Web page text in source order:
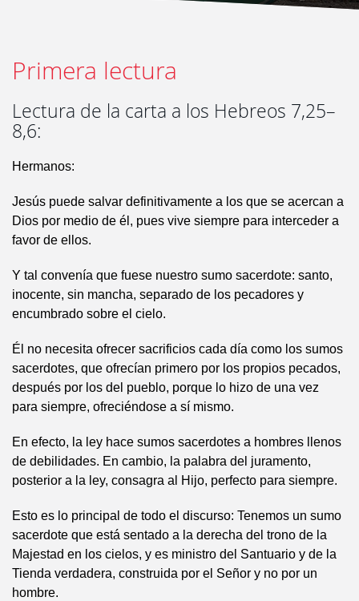
Primera lectura
Lectura de la carta a los Hebreos 7,25–
8,6:
Hermanos:
Jesús puede salvar definitivamente a los que se acercan a
Dios por medio de él, pues vive siempre para interceder a
favor de ellos.
Y tal convenía que fuese nuestro sumo sacerdote: santo,
inocente, sin mancha, separado de los pecadores y
encumbrado sobre el cielo.
Él no necesita ofrecer sacrificios cada día como los sumos
sacerdotes, que ofrecían primero por los propios pecados,
después por los del pueblo, porque lo hizo de una vez
para siempre, ofreciéndose a sí mismo.
En efecto, la ley hace sumos sacerdotes a hombres llenos
de debilidades. En cambio, la palabra del juramento,
posterior a la ley, consagra al Hijo, perfecto para siempre.
Esto es lo principal de todo el discurso: Tenemos un sumo
sacerdote que está sentado a la derecha del trono de la
Majestad en los cielos, y es ministro del Santuario y de la
Tienda verdadera, construida por el Señor y no por un
hombre.